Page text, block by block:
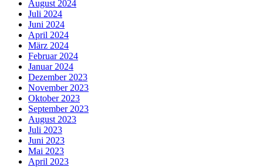
August 2024
Juli 2024
Juni 2024
April 2024
März 2024
Februar 2024
Januar 2024
Dezember 2023
November 2023
Oktober 2023
September 2023
August 2023
Juli 2023
Juni 2023
Mai 2023
April 2023